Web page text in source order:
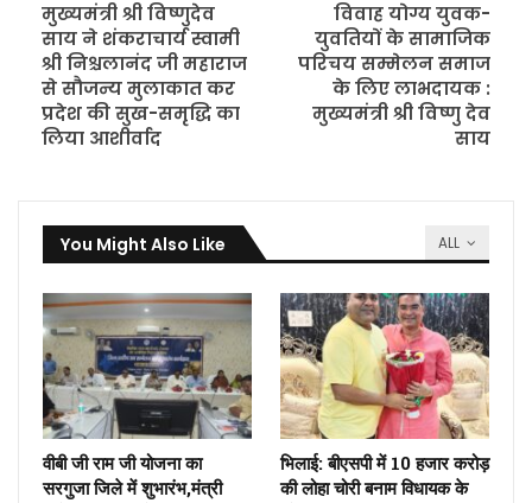
मुख्यमंत्री श्री विष्णुदेव
साय ने शंकराचार्य स्वामी
श्री निश्चलानंद जी महाराज
से सौजन्य मुलाकात कर
प्रदेश की सुख-समृद्धि का
लिया आशीर्वाद
विवाह योग्य युवक-
युवतियों के सामाजिक
परिचय सम्मेलन समाज
के लिए लाभदायक :
मुख्यमंत्री श्री विष्णु देव
साय
ALL
You Might Also Like
वीबी जी राम जी योजना का
सरगुजा जिले में शुभारंभ,मंत्री
भिलाई: बीएसपी में 10 हजार करोड़
की लोहा चोरी बनाम विधायक के